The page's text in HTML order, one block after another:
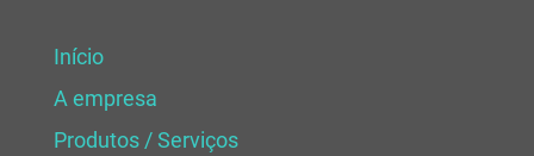
Início
A empresa
Produtos / Serviços